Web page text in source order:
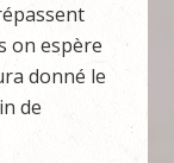
on espère
donné le
de